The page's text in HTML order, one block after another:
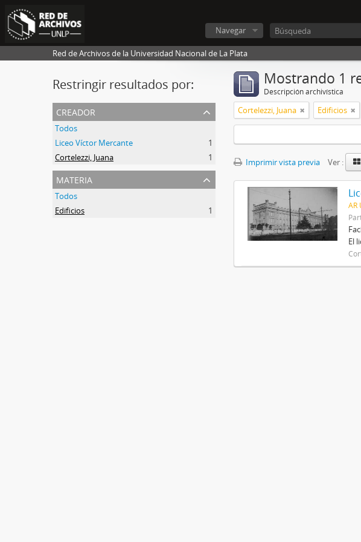
Navegar
Red de Archivos de la Universidad Nacional de La Plata
Restringir resultados por:
creador
Todos
Liceo Víctor Mercante
1
Cortelezzi, Juana
1
materia
Todos
Edificios
1
Mostrando 1
Descripción archivística
Cortelezzi, Juana Edificios
Imprimir vista previa Ver :
AR
El